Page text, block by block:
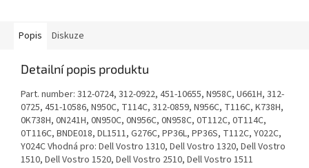
Popis Diskuze
Detailní popis produktu
Part. number: 312-0724, 312-0922, 451-10655, N958C, U661H, 312-
0725, 451-10586, N950C, T114C, 312-0859, N956C, T116C, K738H,
0K738H, 0N241H, 0N950C, 0N956C, 0N958C, 0T112C, 0T114C,
0T116C, BNDE018, DL1511, G276C, PP36L, PP36S, T112C, Y022C,
Y024C Vhodná pro: Dell Vostro 1310, Dell Vostro 1320, Dell Vostro
1510, Dell Vostro 1520, Dell Vostro 2510, Dell Vostro 1511